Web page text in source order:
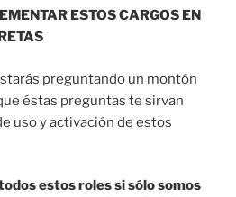
ESTOS CARGOS EN
preguntando un montón
éstas preguntas te sirvan
uso y activación de estos
estos roles si sólo somos